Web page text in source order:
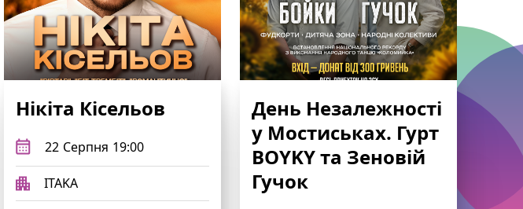
Нікіта Кісельов
22 Серпня 19:00
ITAKA
День Незалежності
у Мостиськах. Гурт
BOYKY та Зеновій
Гучок